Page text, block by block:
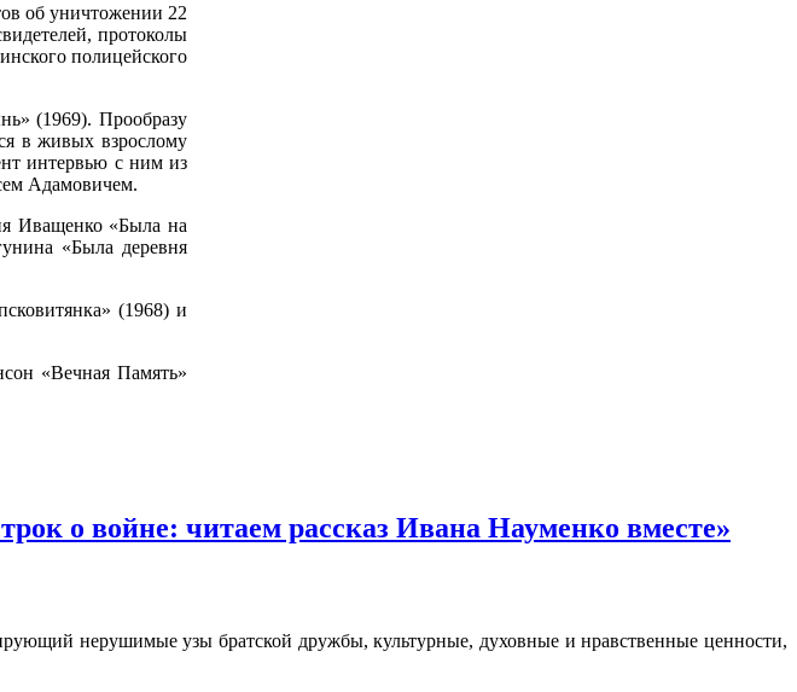
об уничтожении 22
протоколы
полицейского
(1969). Прообразу
в живых взрослому
интервью с ним из
Адамовичем.
Иващенко «Была на
«Была деревня
(1968) и
«Вечная Память»
о войне: читаем рассказ Ивана Науменко вместе»
нерушимые узы братской дружбы, культурные, духовные и нравственные ценности,